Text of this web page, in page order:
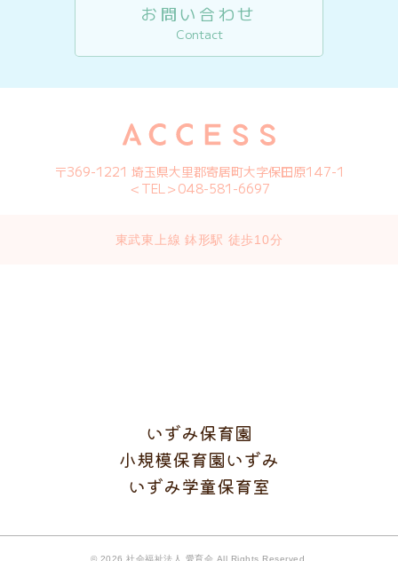
お問い合わせ
Contact
〒369-1221 埼玉県大里郡寄居町大字保田原147-1
＜TEL＞048-581-6697
東武東上線 鉢形駅 徒歩10分
いずみ保育園
小規模保育園いずみ
いずみ学童保育室
© 2026.社会福祉法人 愛育会.All Rights Reserved.